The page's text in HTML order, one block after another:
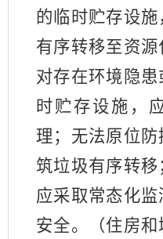
的临时贮存设
有序转移至资源
对存在环境隐
时贮存设施，
理；无法原位
筑垃圾有序转移
应采取常态化
安全。（住房